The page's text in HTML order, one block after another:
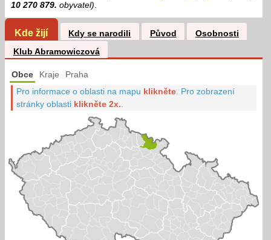
10 270 879. obyvatel).
Kde žijí Kdy se narodili Původ
Osobnosti
Klub Abramowiczová
Obce Kraje Praha
Pro informace o oblasti na mapu klikněte Pro zobrazení
stránky oblasti klikněte 2x.